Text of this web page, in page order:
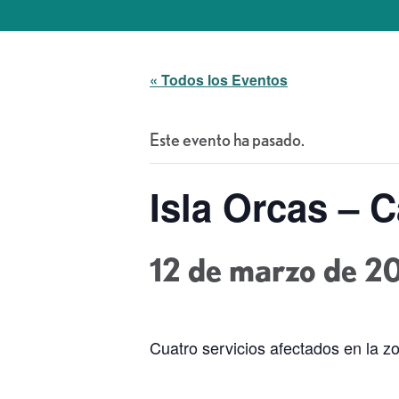
« Todos los Eventos
Este evento ha pasado.
Isla Orcas –
12 de marzo de
Cuatro servicios afectados en la